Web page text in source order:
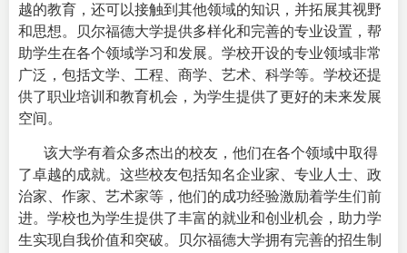
越的教育，还可以接触到其他领域的知识，并拓展其视野
和思想。
贝尔福德大学提供多样化和完善的专业设置，帮
助学生在各个领域学习和发展。学校开设的专业领域非常
广泛，包括文学、工程、商学、艺术、科学等。学校还提
供了职业培训和教育机会，为学生提供了更好的未来发展
空间。
该大学有着众多杰出的校友，他们在各个领域中取得
了卓越的成就。这些校友包括知名企业家、专业人士、政
治家、作家、艺术家等，他们的成功经验激励着学生们前
进。学校也为学生提供了丰富的就业和创业机会，助力学
生实现自我价值和突破。
贝尔福德大学拥有完善的招生制